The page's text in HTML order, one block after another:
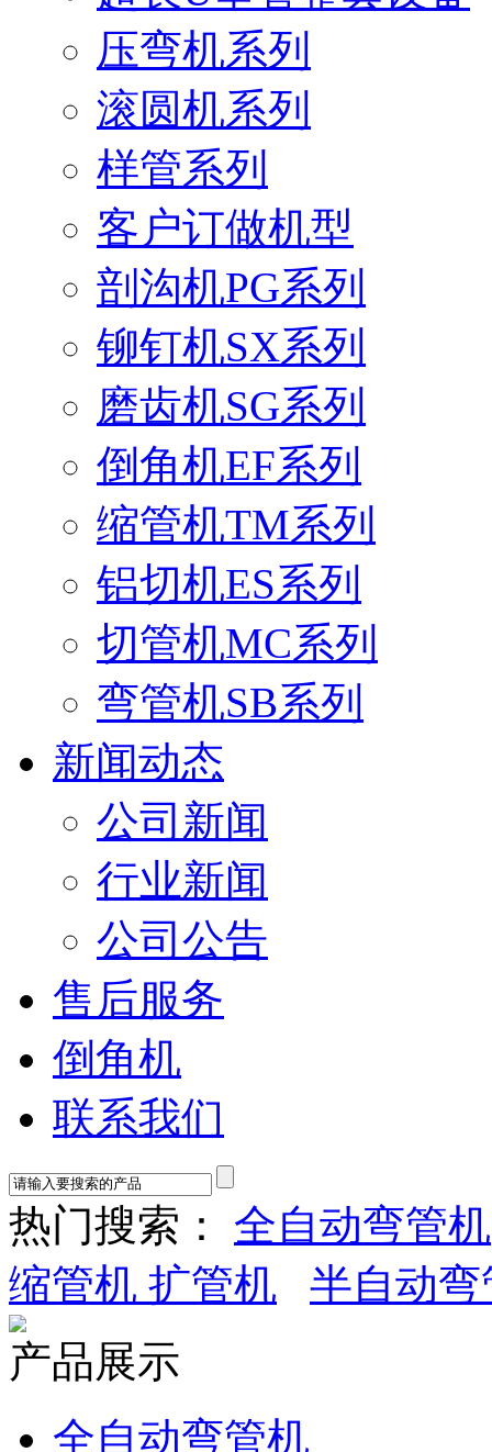
压弯机系列
滚圆机系列
样管系列
客户订做机型
剖沟机PG系列
铆钉机SX系列
磨齿机SG系列
倒角机EF系列
缩管机TM系列
铝切机ES系列
切管机MC系列
弯管机SB系列
新闻动态
公司新闻
行业新闻
公司公告
售后服务
倒角机
联系我们
热门搜索： 全自动弯管机
缩管机 扩管机
半自动弯
产品展示
全自动弯管机